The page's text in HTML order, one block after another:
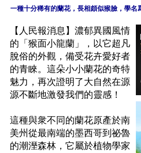
【人民報消息】濃郁異國風情
的「猴面小龍蘭」，以它超凡
脫俗的外觀，備受花卉愛好者
的青睞。這朵小小蘭花的奇特
魅力，再次證明了大自然在源
源不斷地激發我們的靈感！
這種與衆不同的蘭花原產於南
美州從最南端的墨西哥到祕魯
的潮溼森林，它屬於植物學家